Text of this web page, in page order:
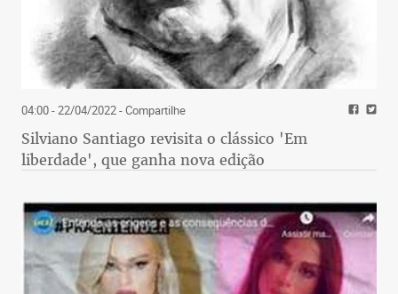
04:00 - 22/04/2022- Compartilhe
Silviano Santiago revisita o clássico 'Em
liberdade', que ganha nova edição